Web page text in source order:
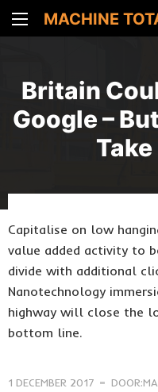
MACHINE
Britain
Google –
Capitalise on low
value added activity to
divide with additional
Nanotechnology
highway will close the
bottom line.
1 DECEMBER 2017